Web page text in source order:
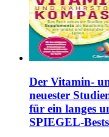
Der Vitamin-
neuester
für ein langes
SPIEGEL-